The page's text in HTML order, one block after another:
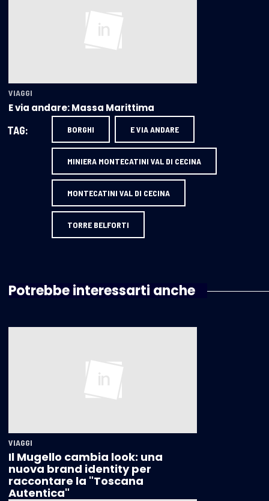
VIAGGI
E via andare: Massa Marittima
TAG: BORGHI E VIA ANDARE
MINIERA MONTECATINI VAL DI CECINA
MONTECATINI VAL DI CECINA
TORRE BELFORTI
Potrebbe interessarti anche
VIAGGI
Il Mugello cambia look: una
nuova brand identity per
raccontare la "Toscana
Autentica"